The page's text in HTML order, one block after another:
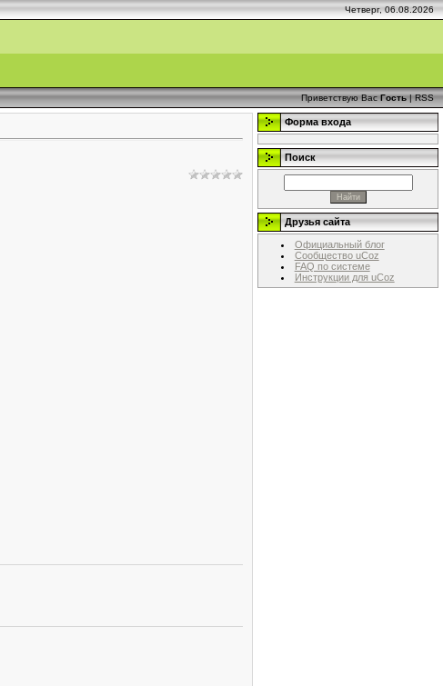
Четверг, 06.08.2026
Приветствую Вас Гость|RSS
Форма входа
Поиск
Друзья сайта
Официальный блог
Сообщество uCoz
FAQ по системе
Инструкции для uCoz